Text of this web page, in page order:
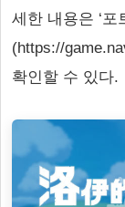
세한 내용은 ‘
(https://
확인할 수 있다.